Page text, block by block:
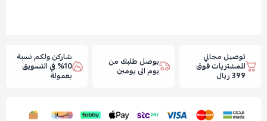
توصيل مجاني
للمشتريات فوق
399 ريال
يوصل طلبك من
يوم الى يومين
شاركن ولكم نسبة
10% في التسويق
بعمولة